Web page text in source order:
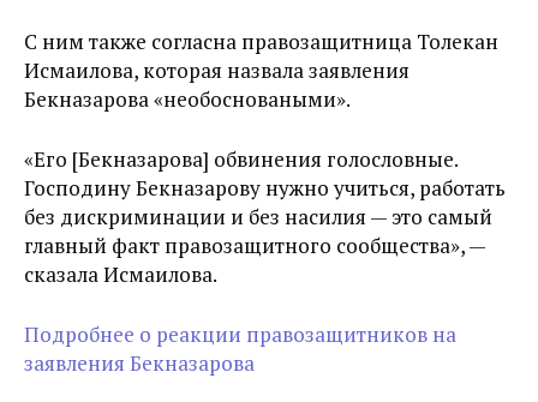
С ним также согласна правозащитница Толекан
Исмаилова, которая назвала заявления
Бекназарова «необосноваными».
«Его [Бекназарова] обвинения голословные.
Господину Бекназарову нужно учиться, работать
без дискриминации и без насилия — это самый
главный факт правозащитного сообщества», —
сказала Исмаилова.
Подробнее о реакции правозащитников на
заявления Бекназарова